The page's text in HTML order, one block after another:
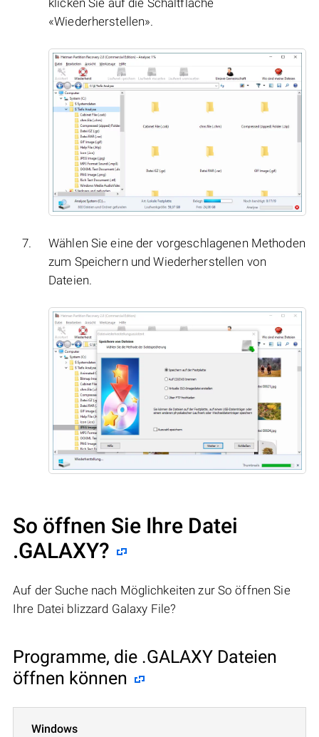
klicken Sie auf die Schaltfläche
«Wiederherstellen».
Wählen Sie eine der vorgeschlagenen Methoden
zum Speichern und Wiederherstellen von
Dateien.
So öffnen Sie Ihre Datei
.GALAXY?
Auf der Suche nach Möglichkeiten zur So öffnen Sie
Ihre Datei blizzard Galaxy File?
Programme, die .GALAXY Dateien
öffnen können
Windows